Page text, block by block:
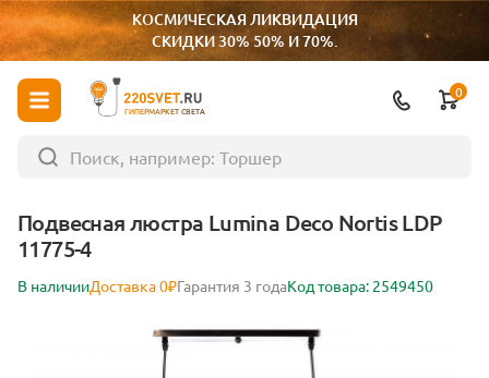
КОСМИЧЕСКАЯ ЛИКВИДАЦИЯ
СКИДКИ 30% 50% И 70%.
ГИПЕРМАРКЕТ СВЕТА
0
Подвесная люстра Lumina Deco Nortis LDP
11775-4
В наличииДоставка 0₽Гарантия 3 годаКод товара: 2549450